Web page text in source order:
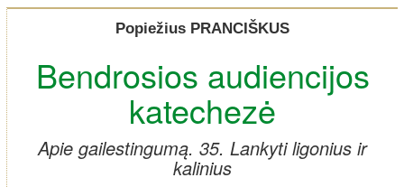
Popiežius PRANCIŠKUS
Bendrosios audiencijos
katechezė
Apie gailestingumą. 35. Lankyti ligonius ir
kalinius